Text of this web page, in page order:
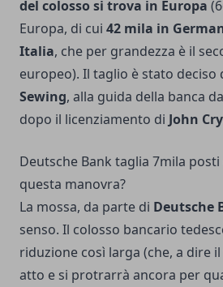
del colosso si trova in Europa
Europa, di cui 42 mila in
Italia, che per grandezza è il
europeo). Il taglio è stato deciso
Sewing, alla guida della banca
dopo il licenziamento di John
Deutsche Bank taglia 7mila
questa manovra?
La mossa, da parte di Deutsche
senso. Il colosso bancario
riduzione così larga (che, a dire
atto e si protrarrà ancora per